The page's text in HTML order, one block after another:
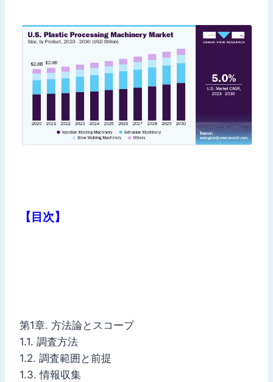
【目次】
第1章. 方法論とスコープ
1.1. 調査方法
1.2. 調査範囲と前提
1.3. 情報収集